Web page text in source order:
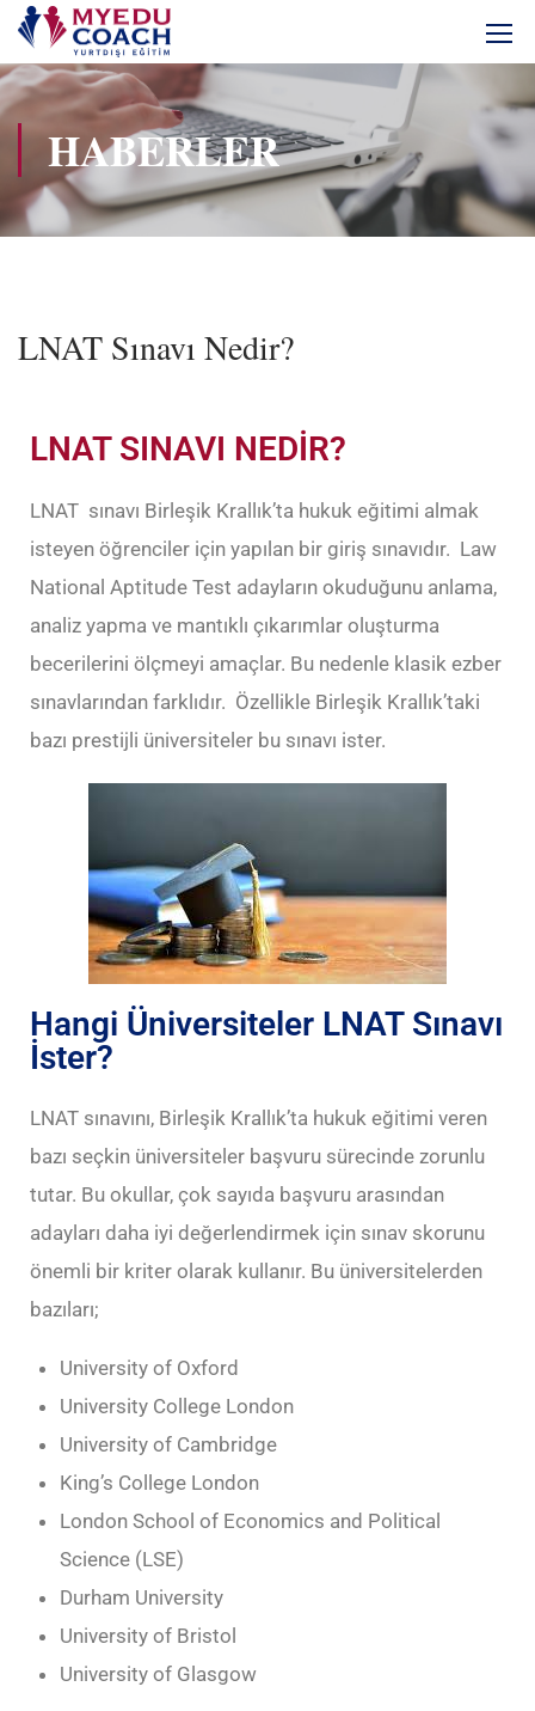
HABERLER
LNAT Sınavı Nedir?
LNAT SINAVI NEDİR?
LNAT sınavı Birleşik Krallık’ta hukuk eğitimi almak
isteyen öğrenciler için yapılan bir giriş sınavıdır. Law
National Aptitude Test adayların okuduğunu anlama,
analiz yapma ve mantıklı çıkarımlar oluşturma
becerilerini ölçmeyi amaçlar. Bu nedenle klasik ezber
sınavlarından farklıdır. Özellikle Birleşik Krallık’taki
bazı prestijli üniversiteler bu sınavı ister.
Hangi Üniversiteler LNAT Sınavı
İster?
LNAT sınavını, Birleşik Krallık’ta hukuk eğitimi veren
bazı seçkin üniversiteler başvuru sürecinde zorunlu
tutar. Bu okullar, çok sayıda başvuru arasından
adayları daha iyi değerlendirmek için sınav skorunu
önemli bir kriter olarak kullanır. Bu üniversitelerden
bazıları;
University of Oxford
University College London
University of Cambridge
King’s College London
London School of Economics and Political
Science (LSE)
Durham University
University of Bristol
University of Glasgow